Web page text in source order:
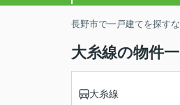
長野市で一戸建てを探す
大糸線の物件
大糸線